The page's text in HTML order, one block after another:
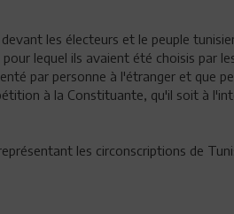
les électeurs et le peuple
lequel ils avaient été choisis par
par personne à l'étranger et que
à la Constituante, qu'il soit à
les circonscriptions de